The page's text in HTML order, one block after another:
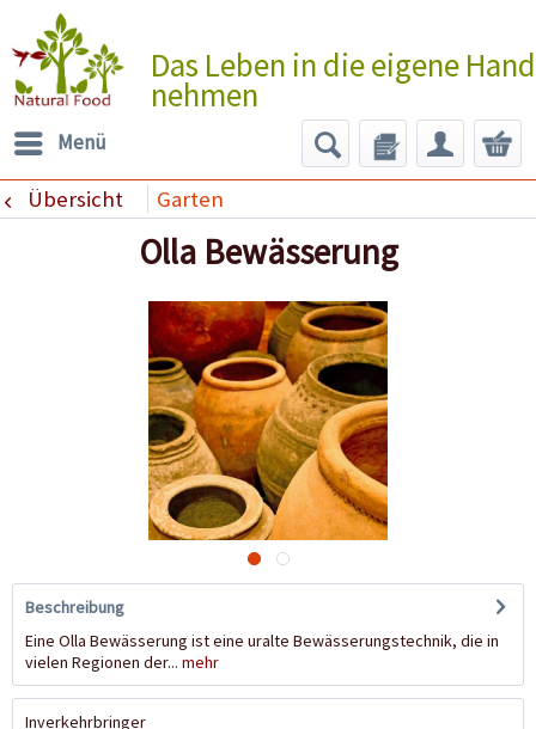
Das Leben in die eigene Hand
nehmen
Menü
Übersicht Garten
Olla Bewässerung
Beschreibung
Eine Olla Bewässerung ist eine uralte Bewässerungstechnik, die in
vielen Regionen der... mehr
Inverkehrbringer